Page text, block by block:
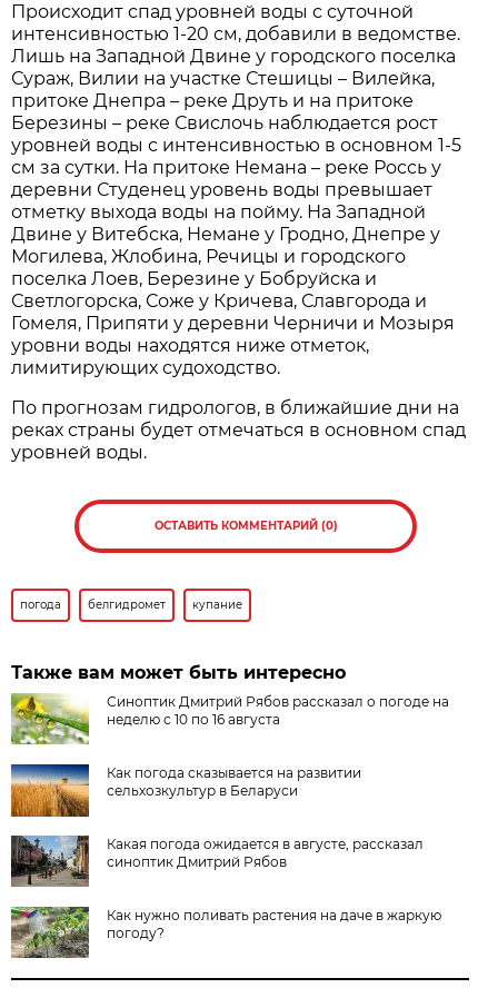
Происходит спад уровней воды с суточной
интенсивностью 1-20 см, добавили в ведомстве.
Лишь на Западной Двине у городского поселка
Сураж, Вилии на участке Стешицы – Вилейка,
притоке Днепра – реке Друть и на притоке
Березины – реке Свислочь наблюдается рост
уровней воды с интенсивностью в основном 1-5
см за сутки. На притоке Немана – реке Россь у
деревни Студенец уровень воды превышает
отметку выхода воды на пойму. На Западной
Двине у Витебска, Немане у Гродно, Днепре у
Могилева, Жлобина, Речицы и городского
поселка Лоев, Березине у Бобруйска и
Светлогорска, Соже у Кричева, Славгорода и
Гомеля, Припяти у деревни Черничи и Мозыря
уровни воды находятся ниже отметок,
лимитирующих судоходство.
По прогнозам гидрологов, в ближайшие дни на
реках страны будет отмечаться в основном спад
уровней воды.
ОСТАВИТЬ КОММЕНТАРИЙ (0)
погода белгидромет купание
Также вам может быть интересно
Синоптик Дмитрий Рябов рассказал о погоде на
неделю с 10 по 16 августа
Как погода сказывается на развитии
сельхозкультур в Беларуси
Какая погода ожидается в августе, рассказал
синоптик Дмитрий Рябов
Как нужно поливать растения на даче в жаркую
погоду?